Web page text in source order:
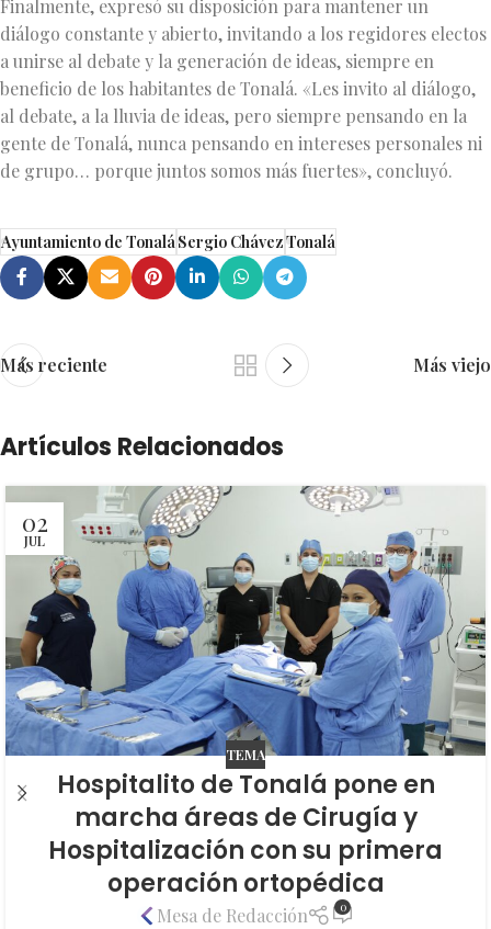
Finalmente, expresó su disposición para mantener un
diálogo constante y abierto, invitando a los regidores electos
a unirse al debate y la generación de ideas, siempre en
beneficio de los habitantes de Tonalá. «Les invito al diálogo,
al debate, a la lluvia de ideas, pero siempre pensando en la
gente de Tonalá, nunca pensando en intereses personales ni
de grupo… porque juntos somos más fuertes», concluyó.
Ayuntamiento de TonaláSergio ChávezTonalá
Más reciente Más viejo
Artículos Relacionados
02
JUL
TEMA
Hospitalito de Tonalá pone en
marcha áreas de Cirugía y
Hospitalización con su primera
operación ortopédica
Mesa de Redacción 0